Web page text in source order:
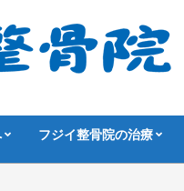
フジイ整骨院の治療